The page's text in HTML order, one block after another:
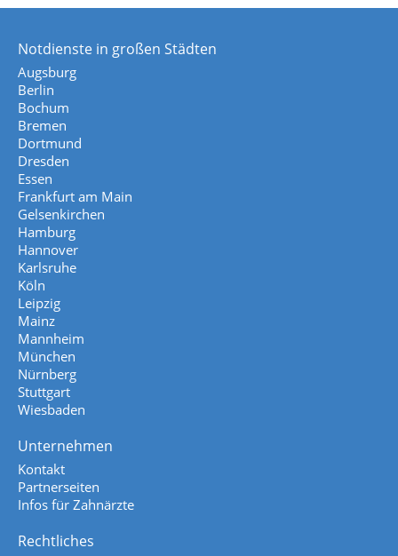
Notdienste in großen Städten
Augsburg
Berlin
Bochum
Bremen
Dortmund
Dresden
Essen
Frankfurt am Main
Gelsenkirchen
Hamburg
Hannover
Karlsruhe
Köln
Leipzig
Mainz
Mannheim
München
Nürnberg
Stuttgart
Wiesbaden
Unternehmen
Kontakt
Partnerseiten
Infos für Zahnärzte
Rechtliches